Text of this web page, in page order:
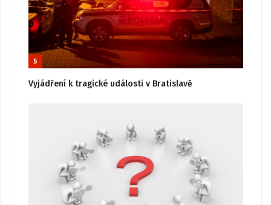
5
Vyjádření k tragické události v Bratislavě